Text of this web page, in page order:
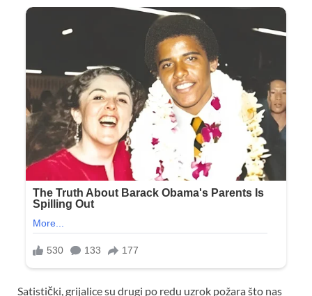
Satistički, grijalice su drugi po redu uzrok požara što nas